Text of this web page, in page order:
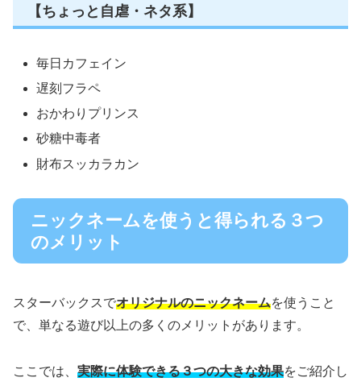
【ちょっと自虐・ネタ系】
毎日カフェイン
遅刻フラペ
おかわりプリンス
砂糖中毒者
財布スッカラカン
ニックネームを使うと得られる３つ
のメリット
スターバックスでオリジナルのニックネームを使うこと
で、単なる遊び以上の多くのメリットがあります。
ここでは、 実際に体験できる３つの大きな効果をご紹介し